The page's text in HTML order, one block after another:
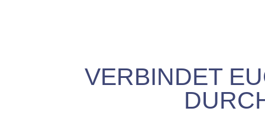
VERBINDET